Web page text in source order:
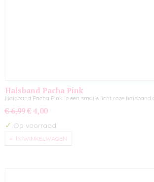
Halsband Pacha Pink
Halsband Pacha Pink is een smalle licht roze halsband
€ 6,99 € 4,00
✓ Op voorraad
IN WINKELWAGEN